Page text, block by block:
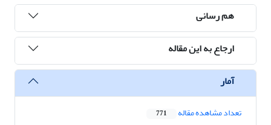
هم رسانی
ارجاع به این مقاله
آمار
تعداد مشاهده مقاله 771